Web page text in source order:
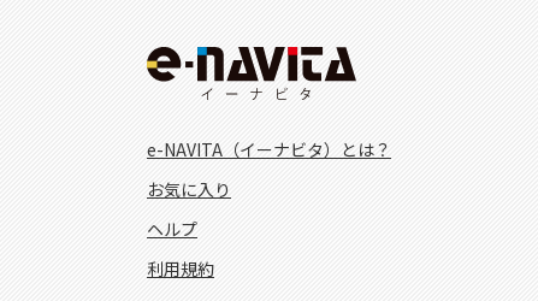
e-NAVITA（イーナビタ）とは？
お気に入り
ヘルプ
利用規約